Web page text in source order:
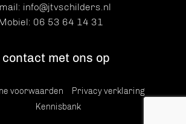
info@jtvschilders.nl
06 53 64 14 31
contact met ons op
voorwaarden
Privacy verklaring
Kennisbank